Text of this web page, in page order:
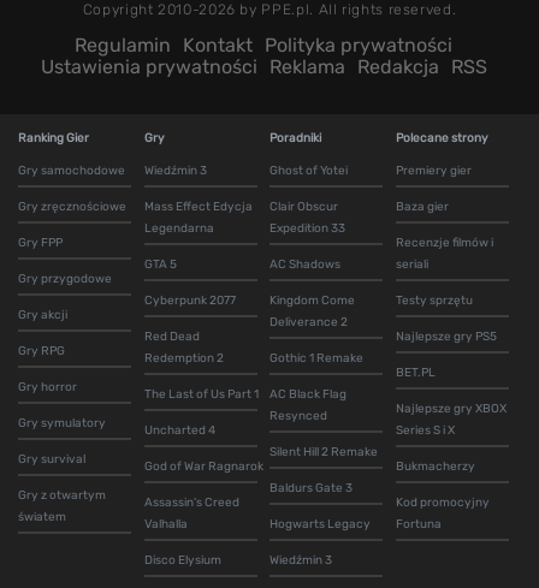
Copyright 2010-2026 by PPE.pl. All rights reserved.
Regulamin Kontakt Polityka prywatności
Ustawienia prywatności
Reklama Redakcja RSS
Ranking Gier
Gry samochodowe
Gry zręcznościowe
Gry FPP
Gry przygodowe
Gry akcji
Gry RPG
Gry horror
Gry symulatory
Gry survival
Gry z otwartym
światem
Gry
Wiedźmin 3
Mass Effect Edycja
Legendarna
GTA 5
Cyberpunk 2077
Red Dead
Redemption 2
The Last of Us Part 1
Uncharted 4
God of War Ragnarok
Assassin's Creed
Valhalla
Disco Elysium
Poradniki
Ghost of Yotei
Clair Obscur
Expedition 33
AC Shadows
Kingdom Come
Deliverance 2
Gothic 1 Remake
AC Black Flag
Resynced
Silent Hill 2 Remake
Baldurs Gate 3
Hogwarts Legacy
Wiedźmin 3
Polecane strony
Premiery gier
Baza gier
Recenzje filmów i
seriali
Testy sprzętu
Najlepsze gry PS5
BET.PL
Najlepsze gry XBOX
Series S i X
Bukmacherzy
Kod promocyjny
Fortuna